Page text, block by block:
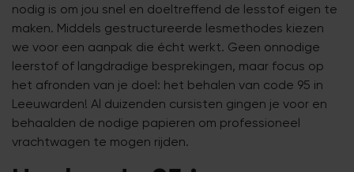
nodig is om jou snel en doeltreffend de lesstof eigen te
maken. Middels gestructureerde lesmethodes kiezen
we voor een aanpak die écht werkt. Geen onnodige
leerstof of langdradige besprekingen, maar focus op
het afronden van je doel: het behalen van code 95 in
Leeuwarden! Al duizenden cursisten gingen je voor en
behaalden de nodige papieren om professioneel
vrachtwagen te mogen rijden.